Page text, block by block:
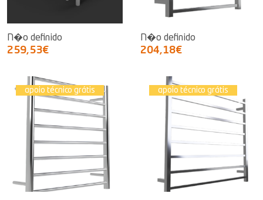
N�o definido
259,53€
N�o definido
204,18€
apoio técnico grátis apoio técnico grátis